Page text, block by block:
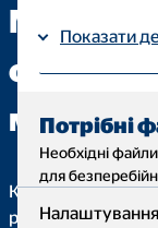
Ми
мовою
Коли річ йде про
розуміння
Показати
Потрібні
Необхідні
для